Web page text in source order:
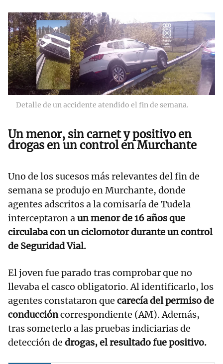
Detalle de un accidente atendido el fin de semana.
Un menor, sin carnet y positivo en
drogas en un control en Murchante
Uno de los sucesos más relevantes del fin de
semana se produjo en Murchante, donde
agentes adscritos a la comisaría de Tudela
interceptaron aun menor de 16 años que
circulaba con un ciclomotor durante un control
de Seguridad Vial.
El joven fue parado tras comprobar que no
llevaba el casco obligatorio. Al identificarlo, los
agentes constataron que carecía del permiso de
conduccióncorrespondiente (AM). Además,
tras someterlo a las pruebas indiciarias de
detección de drogas, el resultado fue positivo.